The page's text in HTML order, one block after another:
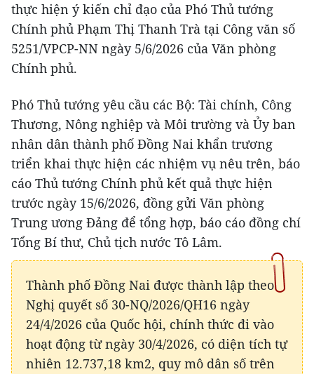
thực hiện ý kiến chỉ đạo của Phó Thủ tướng
Chính phủ Phạm Thị Thanh Trà tại Công văn số
5251/VPCP-NN ngày 5/6/2026 của Văn phòng
Chính phủ.
Phó Thủ tướng yêu cầu các Bộ: Tài chính, Công
Thương, Nông nghiệp và Môi trường và Ủy ban
nhân dân thành phố Đồng Nai khẩn trương
triển khai thực hiện các nhiệm vụ nêu trên, báo
cáo Thủ tướng Chính phủ kết quả thực hiện
trước ngày 15/6/2026, đồng gửi Văn phòng
Trung ương Đảng để tổng hợp, báo cáo đồng chí
Tổng Bí thư, Chủ tịch nước Tô Lâm.
Thành phố Đồng Nai được thành lập theo
Nghị quyết số 30-NQ/2026/QH16 ngày
24/4/2026 của Quốc hội, chính thức đi vào
hoạt động từ ngày 30/4/2026, có diện tích tự
nhiên 12.737,18 km2, quy mô dân số trên